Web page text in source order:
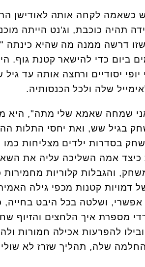
כשאמה לקחה אותה לאודישן
תהיה כוכבת, וג'נט הייתה
דרשה ממנה מה שהיא כינתה
ביום כדי להישאר קטנת גוף.
יסודיים ורחצה אותה עד
שלה ולכל הכנסותיה.
שמחה שאמא שלי מתה", היא
בגיל שש, ואת יחסי התלות
בסדרות ילדים מצליחות כמו
כיצד אמה השליכה עליה את
והגבלות קלוריות
דמויות קטנות מכפי גילה
אפשרי, ושלטה בכל היבט בחייה,
מספרת איך הלחצים והזיוף
להפרעות אכילה חמורות
שלה, תהליך שזרז לא